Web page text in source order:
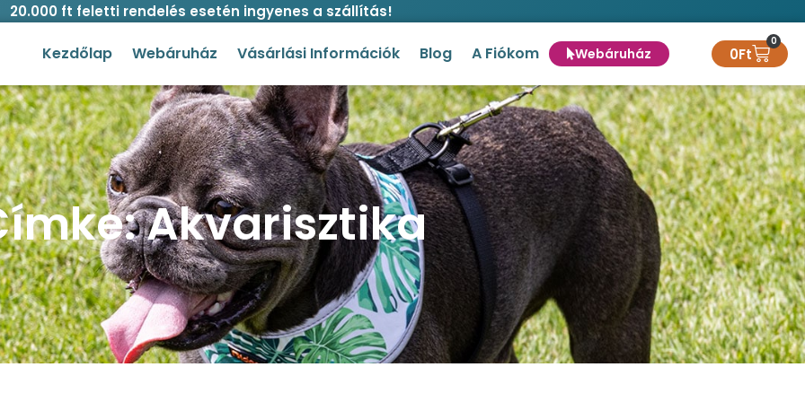
20.000 ft feletti rendelés esetén ingyenes a szállítás!
Kezdőlap Webáruház Vásárlási Információk Blog A Fiókom Webáruház 0Ft
0
Akvarisztika